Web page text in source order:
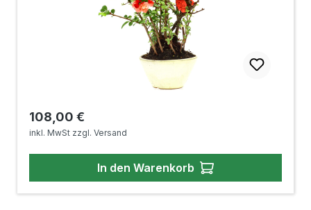
Regulärer Preis:
108,00 €
inkl. MwSt zzgl. Versand
In den Warenkorb